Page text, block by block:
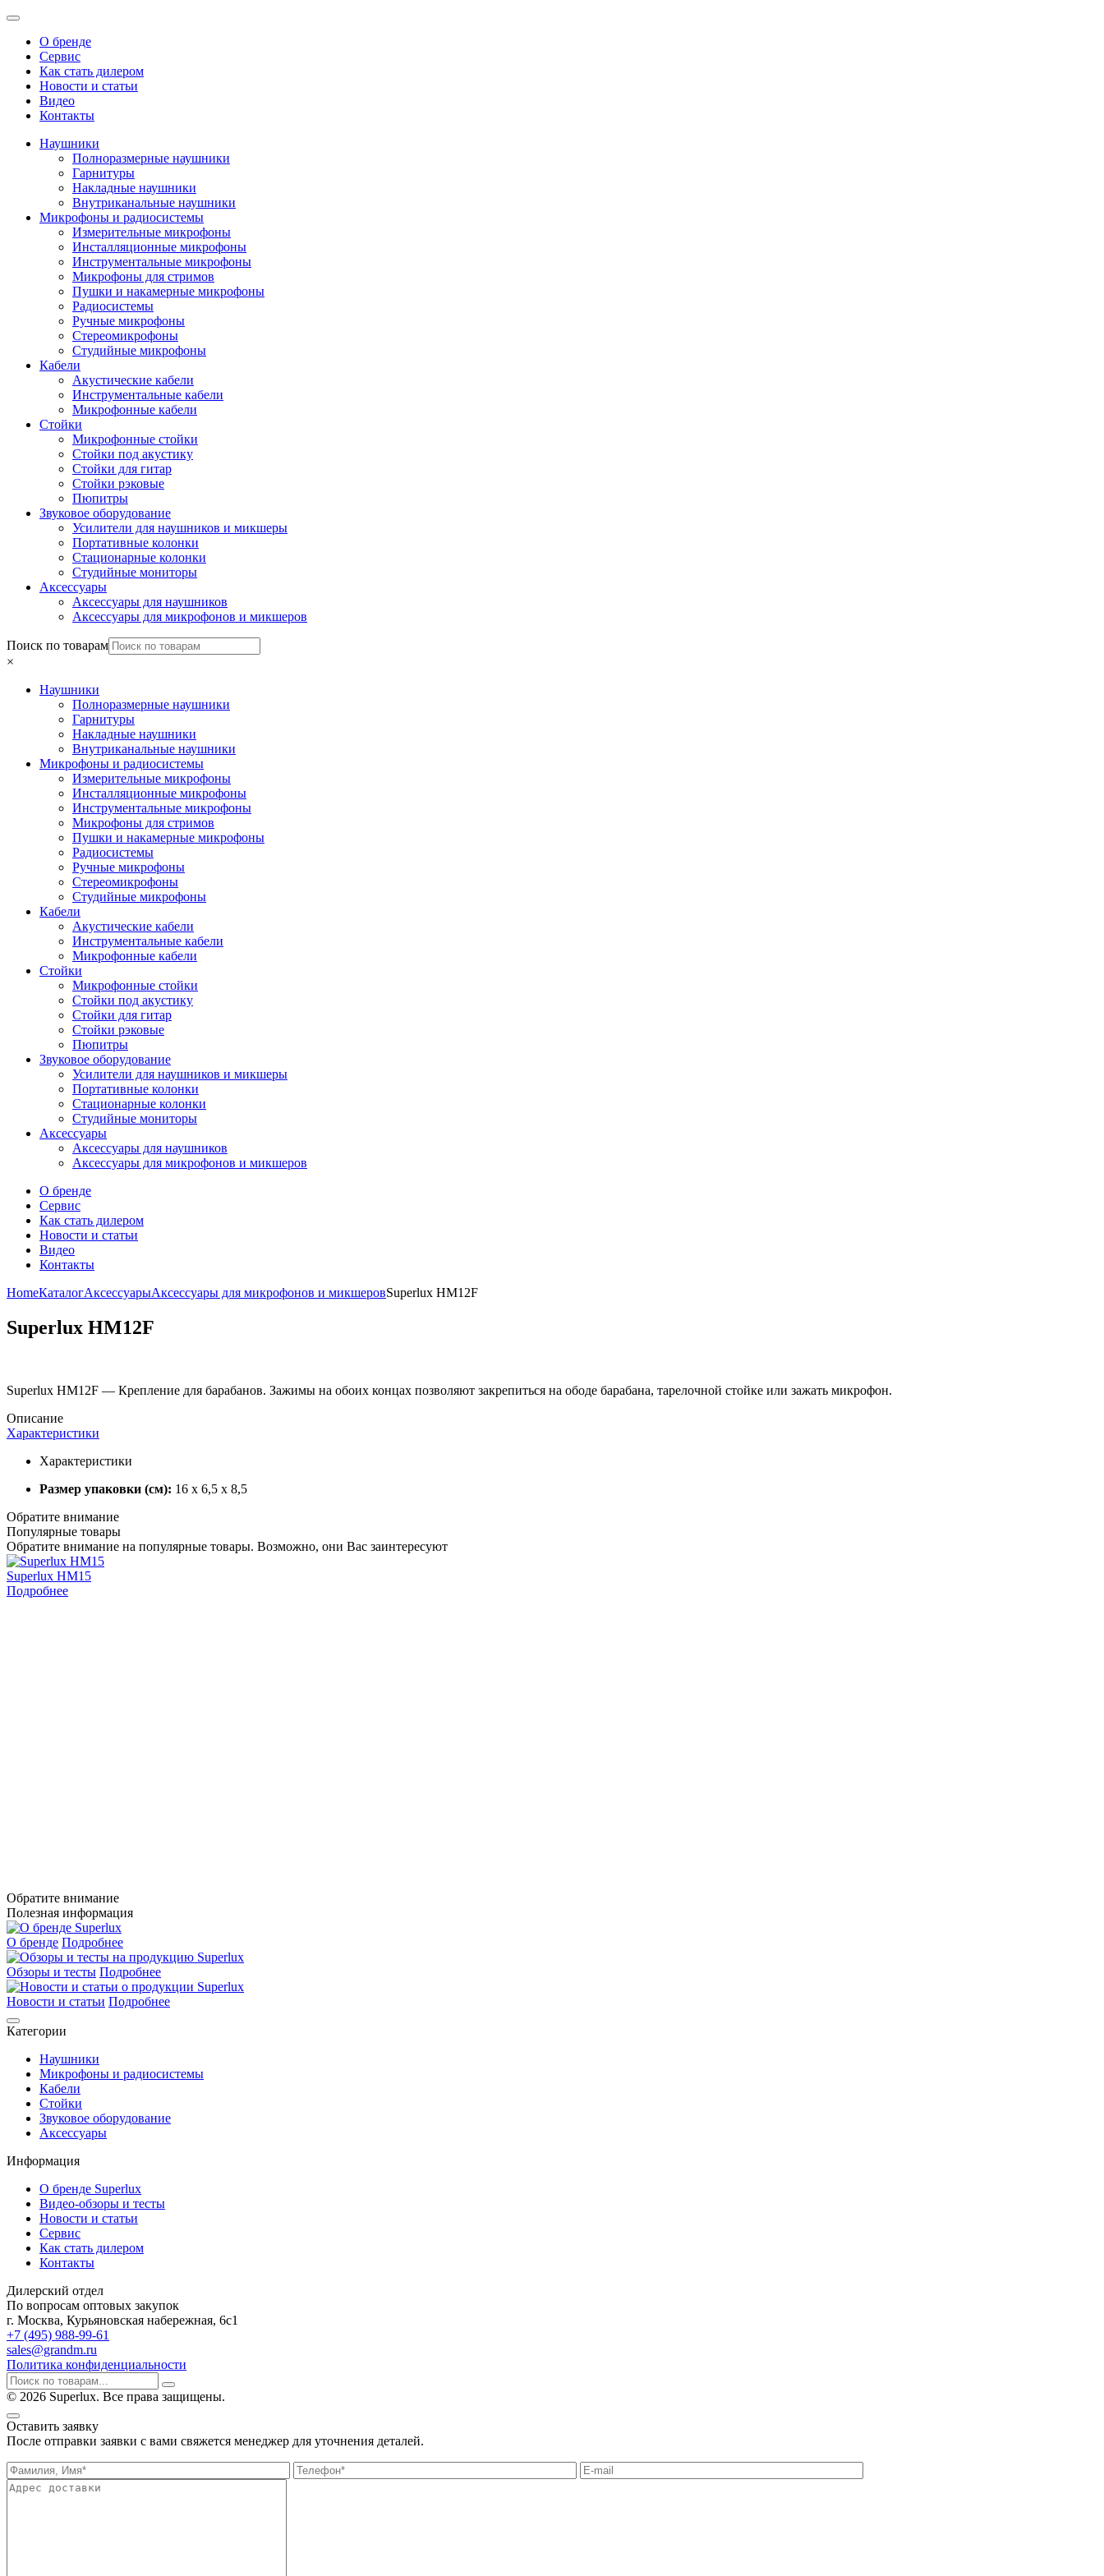
О бренде
Сервис
Как стать дилером
Новости и статьи
Видео
Контакты
Наушники
Полноразмерные наушники
Гарнитуры
Накладные наушники
Внутриканальные наушники
Микрофоны и радиосистемы
Измерительные микрофоны
Инсталляционные микрофоны
Инструментальные микрофоны
Микрофоны для стримов
Пушки и накамерные микрофоны
Радиосистемы
Ручные микрофоны
Стереомикрофоны
Студийные микрофоны
Кабели
Акустические кабели
Инструментальные кабели
Микрофонные кабели
Стойки
Микрофонные стойки
Стойки под акустику
Стойки для гитар
Стойки рэковые
Пюпитры
Звуковое оборудование
Усилители для наушников и микшеры
Портативные колонки
Стационарные колонки
Студийные мониторы
Аксессуары
Аксессуары для наушников
Аксессуары для микрофонов и микшеров
Поиск по товарам
×
Наушники
Полноразмерные наушники
Гарнитуры
Накладные наушники
Внутриканальные наушники
Микрофоны и радиосистемы
Измерительные микрофоны
Инсталляционные микрофоны
Инструментальные микрофоны
Микрофоны для стримов
Пушки и накамерные микрофоны
Радиосистемы
Ручные микрофоны
Стереомикрофоны
Студийные микрофоны
Кабели
Акустические кабели
Инструментальные кабели
Микрофонные кабели
Стойки
Микрофонные стойки
Стойки под акустику
Стойки для гитар
Стойки рэковые
Пюпитры
Звуковое оборудование
Усилители для наушников и микшеры
Портативные колонки
Стационарные колонки
Студийные мониторы
Аксессуары
Аксессуары для наушников
Аксессуары для микрофонов и микшеров
О бренде
Сервис
Как стать дилером
Новости и статьи
Видео
Контакты
HomeКаталогАксессуарыАксессуары для микрофонов и микшеровSuperlux HM12F
Superlux HM12F
Superlux HM12F — Крепление для барабанов. Зажимы на обоих концах позволяют закрепиться на ободе барабана, тарелочной стойке или зажать микрофон.
Описание
Характеристики
Характеристики
Размер упаковки (см): 16 x 6,5 x 8,5
Обратите внимание
Популярные товары
Обратите внимание на популярные товары. Возможно, они Вас заинтересуют
Superlux HM15
Подробнее
Обратите внимание
Полезная информация
О бренде Подробнее
Обзоры и тесты Подробнее
Новости и статьи Подробнее
Категории
Наушники
Микрофоны и радиосистемы
Кабели
Стойки
Звуковое оборудование
Аксессуары
Информация
О бренде Superlux
Видео-обзоры и тесты
Новости и статьи
Сервис
Как стать дилером
Контакты
Дилерский отдел
По вопросам оптовых закупок
г. Москва, Курьяновская набережная, 6с1
+7 (495) 988-99-61
sales@grandm.ru
Политика конфиденциальности
© 2026 Superlux. Все права защищены.
Оставить заявку
После отправки заявки с вами свяжется менеджер для уточнения деталей.